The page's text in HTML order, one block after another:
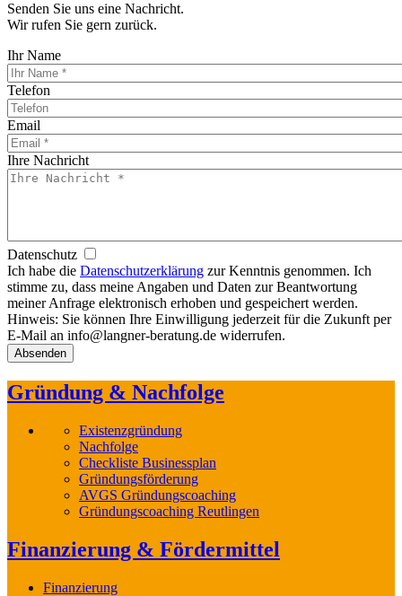
Senden Sie uns eine Nachricht.
Wir rufen Sie gern zurück.
Ihr Name
Telefon
Email
Ihre Nachricht
Datenschutz
Ich habe die Datenschutzerklärung zur Kenntnis genommen. Ich
stimme zu, dass meine Angaben und Daten zur Beantwortung
meiner Anfrage elektronisch erhoben und gespeichert werden.
Hinweis: Sie können Ihre Einwilligung jederzeit für die Zukunft per
E-Mail an info@langner-beratung.de widerrufen.
Gründung & Nachfolge
Existenzgründung
Nachfolge
Checkliste Businessplan
Gründungsförderung
AVGS Gründungscoaching
Gründungscoaching Reutlingen
Finanzierung & Fördermittel
Finanzierung